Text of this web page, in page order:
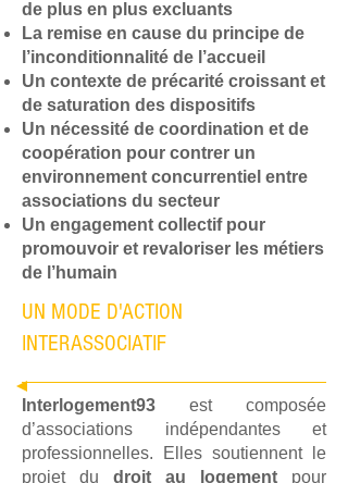
de plus en plus excluants
La remise en cause du principe de
l’inconditionnalité de l’accueil
Un contexte de précarité croissant et
de saturation des dispositifs
Un nécessité de coordination et de
coopération pour contrer un
environnement concurrentiel entre
associations du secteur
Un engagement collectif pour
promouvoir et revaloriser les métiers
de l’humain
UN MODE D'ACTION
INTERASSOCIATIF
Interlogement93 est composée
d’associations indépendantes et
professionnelles. Elles soutiennent le
projet du droit au logement pour